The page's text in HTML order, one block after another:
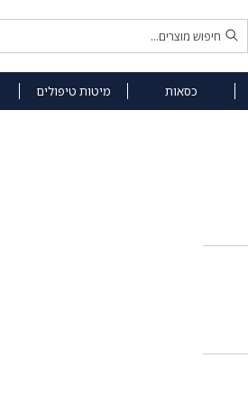
כסאות מיטות טיפולים